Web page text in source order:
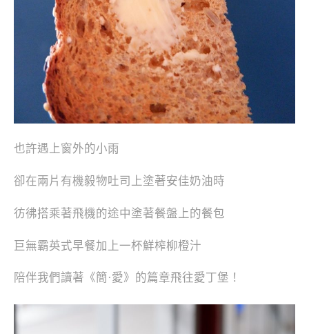
也許遇上窗外的小雨
卻在兩片有機毅物吐司上塗著安佳奶油時
彷彿搭乘著飛機的途中塗著餐盤上的餐包
巨無霸英式早餐加上一杯鮮榨柳橙汁
陪伴我們讀著《簡·愛》的篇章飛往愛丁堡！